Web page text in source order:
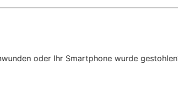
oder Ihr Smartphone wurde